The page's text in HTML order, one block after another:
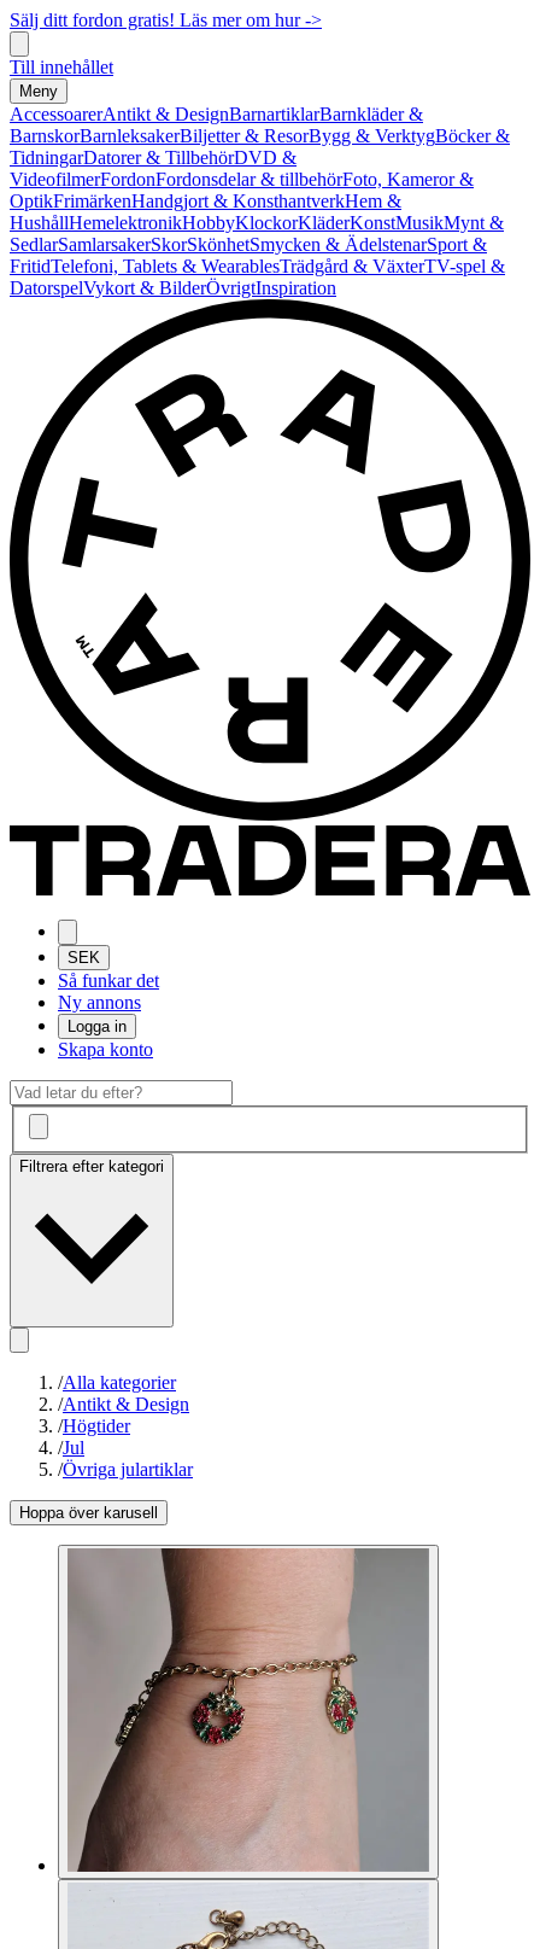
Sälj ditt fordon gratis! Läs mer om hur ->
Till innehållet
Meny
AccessoarerAntikt & DesignBarnartiklarBarnkläder &
BarnskorBarnleksakerBiljetter & ResorBygg & VerktygBöcker &
TidningarDatorer & TillbehörDVD &
VideofilmerFordonFordonsdelar & tillbehörFoto, Kameror &
OptikFrimärkenHandgjort & KonsthantverkHem &
HushållHemelektronikHobbyKlockorKläderKonstMusikMynt &
SedlarSamlarsakerSkorSkönhetSmycken & ÄdelstenarSport &
FritidTelefoni, Tablets & WearablesTrädgård & VäxterTV-spel &
DatorspelVykort & BilderÖvrigtInspiration
SEK
Så funkar det
Ny annons
Logga in
Skapa konto
Filtrera efter kategori
/Alla kategorier
/Antikt & Design
/Högtider
/Jul
/Övriga julartiklar
Hoppa över karusell